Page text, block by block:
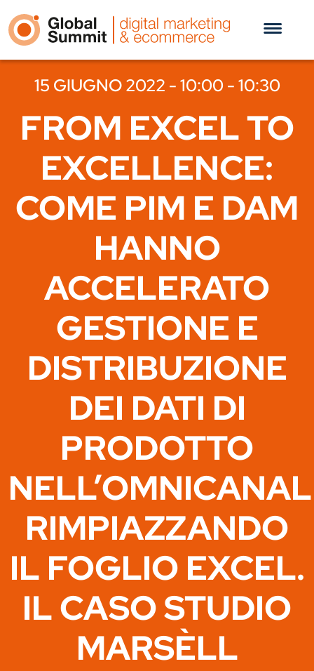
15 GIUGNO 2022 - 10:00 - 10:30
FROM EXCEL TO
EXCELLENCE:
COME PIM E DAM
HANNO
ACCELERATO
GESTIONE E
DISTRIBUZIONE
DEI DATI DI
PRODOTTO
RIMPIAZZANDO
IL FOGLIO EXCEL.
IL CASO STUDIO
MARSÈLL